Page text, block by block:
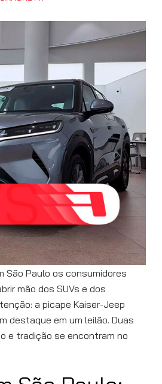
São Paulo os consumidores
mão dos SUVs e dos
a picape Kaiser-Jeep
destaque em um leilão. Duas
e tradição se encontram no